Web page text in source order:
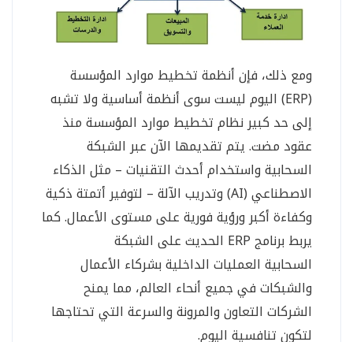
ومع ذلك، فإن أنظمة تخطيط موارد المؤسسة
(ERP) اليوم ليست سوى أنظمة أساسية ولا تشبه
إلى حد كبير نظام تخطيط موارد المؤسسة منذ
عقود مضت. يتم تقديمها الآن عبر الشبكة
السحابية واستخدام أحدث التقنيات – مثل الذكاء
الاصطناعي (AI) وتدريب الآلة – لتوفير أتمتة ذكية
وكفاءة أكبر ورؤية فورية على مستوى الأعمال. كما
يربط برنامج ERP الحديث على الشبكة
السحابية العمليات الداخلية بشركاء الأعمال
والشبكات في جميع أنحاء العالم، مما يمنح
الشركات التعاون والمرونة والسرعة التي تحتاجها
لتكون تنافسية اليوم.